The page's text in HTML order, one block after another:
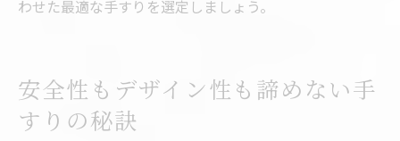
わせた最適な手すりを選定しましょう。
安全性もデザイン性も諦めない手
すりの秘訣